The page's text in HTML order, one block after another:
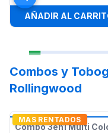
AÑADIR AL
Combos y
Rollingwood
MAS RENTADOS
Combo 3en1 Multi